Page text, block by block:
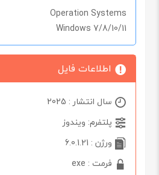
Operation Systems
Windows 7/8/10/11
اطلاعات فایل
سال انتشار : 2025
پلتفرم: ویندوز
ورژن : 6.0.1.21
فرمت : exe